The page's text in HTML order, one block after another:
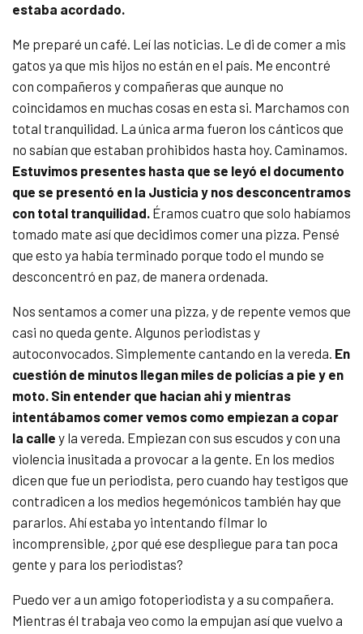
estaba acordado.
Me preparé un café. Leí las noticias. Le di de comer a mis
gatos ya que mis hijos no están en el país. Me encontré
con compañeros y compañeras que aunque no
coincidamos en muchas cosas en esta si. Marchamos con
total tranquilidad. La única arma fueron los cánticos que
no sabían que estaban prohibidos hasta hoy. Caminamos.
Estuvimos presentes hasta que se leyó el documento
que se presentó en la Justicia y nos desconcentramos
con total tranquilidad. Éramos cuatro que solo habíamos
tomado mate así que decidimos comer una pizza. Pensé
que esto ya había terminado porque todo el mundo se
desconcentró en paz, de manera ordenada.
Nos sentamos a comer una pizza, y de repente vemos que
casi no queda gente. Algunos periodistas y
autoconvocados. Simplemente cantando en la vereda. En
cuestión de minutos llegan miles de policías a pie y en
moto. Sin entender que hacian ahi y mientras
intentábamos comer vemos como empiezan a copar
la calle y la vereda. Empiezan con sus escudos y con una
violencia inusitada a provocar a la gente. En los medios
dicen que fue un periodista, pero cuando hay testigos que
contradicen a los medios hegemónicos también hay que
pararlos. Ahí estaba yo intentando filmar lo
incomprensible, ¿por qué ese despliegue para tan poca
gente y para los periodistas?
Puedo ver a un amigo fotoperiodista y a su compañera.
Mientras él trabaja veo como la empujan así que vuelvo a